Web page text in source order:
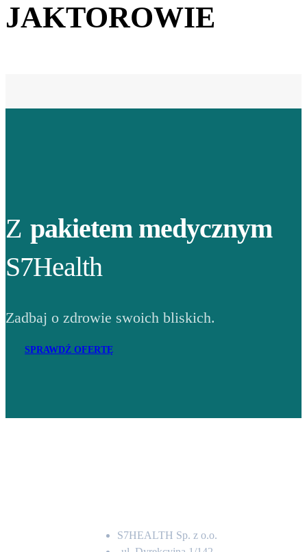
JAKTOROWIE
Z pakietem medycznym
S7Health
Zadbaj o zdrowie swoich bliskich.
SPRAWDŹ OFERTĘ
S7HEALTH Sp. z o.o.